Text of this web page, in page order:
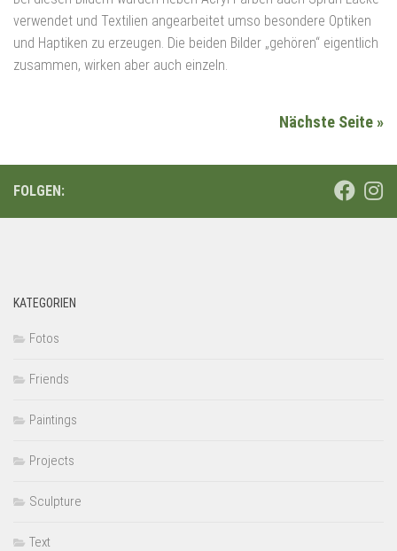
verwendet und Textilien angearbeitet umso besondere Optiken
und Haptiken zu erzeugen. Die beiden Bilder „gehören“ eigentlich
zusammen, wirken aber auch einzeln.
Nächste Seite »
FOLGEN:
KATEGORIEN
Fotos
Friends
Paintings
Projects
Sculpture
Text